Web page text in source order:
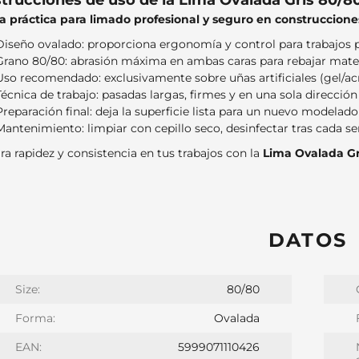
práctica para limado profesional y seguro en
ovalado: proporciona ergonomía y control para trabajos
80/80: abrasión máxima en ambas caras para rebajar
recomendado: exclusivamente sobre uñas artificiales (gel/
de trabajo: pasadas largas, firmes y en una sola
final: deja la superficie lista para un nuevo
limpiar con cepillo seco, desinfectar tras cada
rapidez y consistencia en tus trabajos con la Lima Ovalada
DATOS
Size: 80/80
Forma:
Ovalada
EAN:
5999071110426